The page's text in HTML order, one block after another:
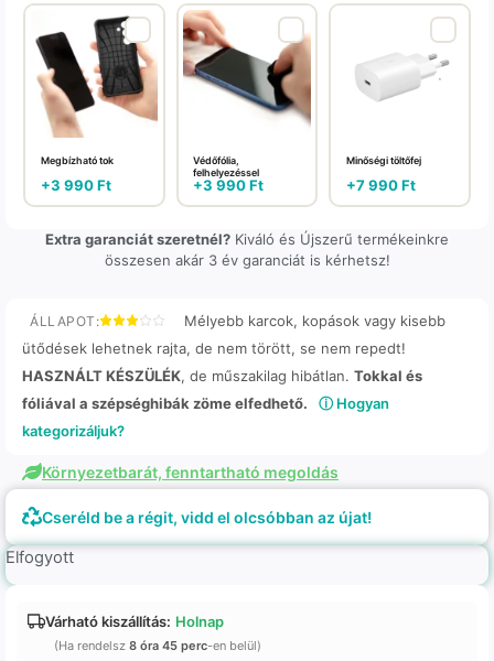
Megbízható tok
+3 990Ft
Védőfólia,
felhelyezéssel
+3 990Ft
Minőségi töltőfej
+7 990Ft
Extra garanciát szeretnél? Kiváló és Újszerű termékeinkre
összesen akár 3 év garanciát is kérhetsz!
ÁLLAPOT:
Mélyebb karcok, kopások vagy kisebb
ütődések lehetnek rajta, de nem törött, se nem repedt!
HASZNÁLT KÉSZÜLÉK, de műszakilag hibátlan. Tokkal és
fóliával a szépséghibák zöme elfedhető.
ⓘ Hogyan
kategorizáljuk?
Környezetbarát, fenntartható megoldás
Cseréld be a régit, vidd el olcsóbban az újat!
Elfogyott
Várható kiszállítás: Holnap
(Ha rendelsz 8 óra 45 perc-en belül)